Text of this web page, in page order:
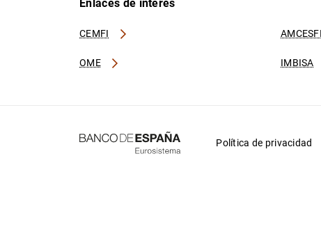
Enlaces de interés
CEMFI AMCESFI
OME IMBISA
Política de privacidad